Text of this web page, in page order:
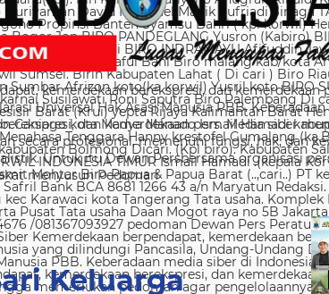
kemerdekaan berekspresi, dan kemerdekaan
Universal Hak Asasi Manusia PBB.
dan kemerdekaan pers. Media siber
secara profesional, memenuhi fungsi, hak, dan
Untuk itu Dewan Persbersama organisasi
menyusun Pedoman
Keluarga